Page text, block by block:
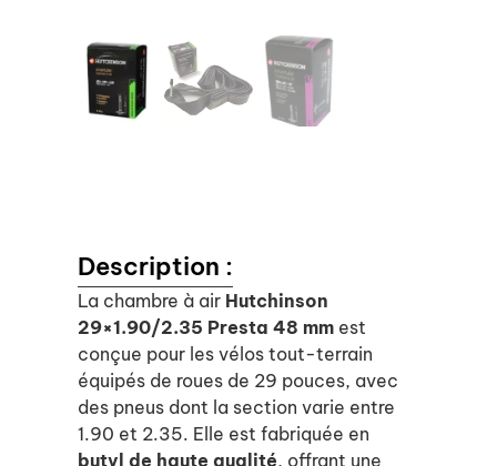
Description :
La chambre à air Hutchinson
29×1.90/2.35 Presta 48 mm est
conçue pour les vélos tout-terrain
équipés de roues de 29 pouces, avec
des pneus dont la section varie entre
1.90 et 2.35. Elle est fabriquée en
butyl de haute qualité, offrant une